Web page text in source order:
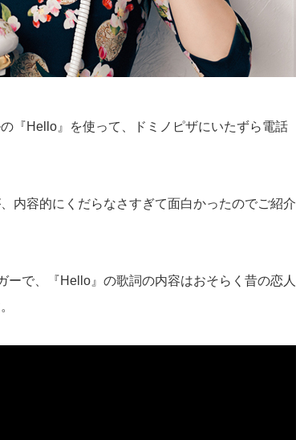
『Hello』を使って、ドミノピザにいたずら電話
内容的にくだらなさすぎて面白かったのでご紹介
で、『Hello』の歌詞の内容はおそらく昔の恋人